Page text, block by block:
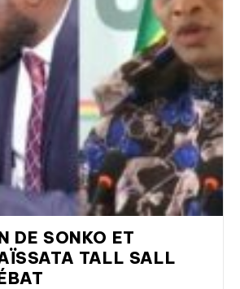
DE SONKO ET
TALL SALL